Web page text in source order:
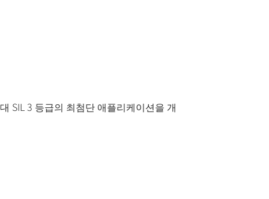
SIL 3 등급의 최첨단 애플리케이션을 개